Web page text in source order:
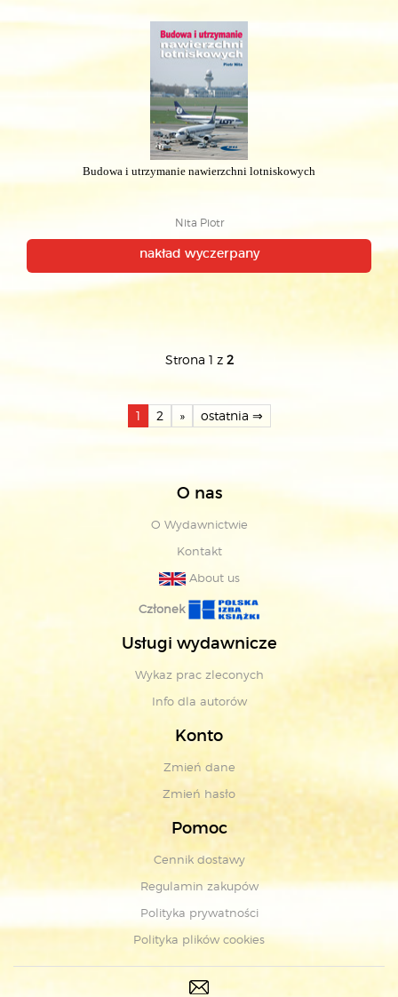
Budowa i utrzymanie nawierzchni lotniskowych
Nita Piotr
nakład wyczerpany
Strona 1 z 2
1 2 » ostatnia ⇒
O nas
O Wydawnictwie
Kontakt
About us
Członek
Usługi wydawnicze
Wykaz prac zleconych
Info dla autorów
Konto
Zmień dane
Zmień hasło
Pomoc
Cennik dostawy
Regulamin zakupów
Polityka prywatności
Polityka plików cookies